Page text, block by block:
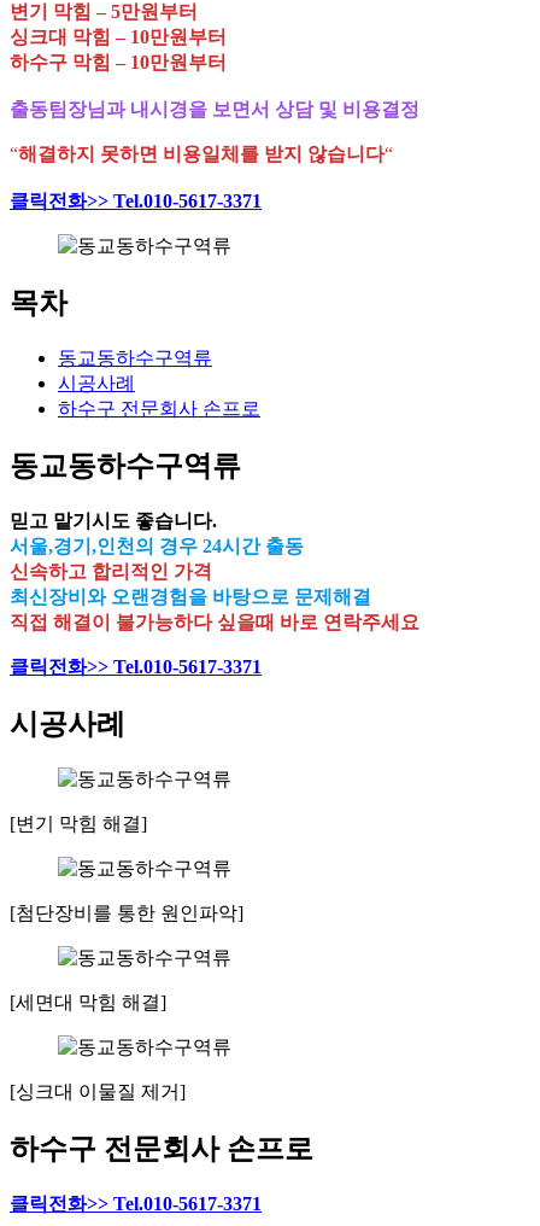
변기 막힘 – 5만원부터
싱크대 막힘 – 10만원부터
하수구 막힘 – 10만원부터
출동팀장님과 내시경을 보면서 상담 및 비용결정
“해결하지 못하면 비용일체를 받지 않습니다“
클릭전화>> Tel.010-5617-3371
목차
동교동하수구역류
시공사례
하수구 전문회사 손프로
동교동하수구역류
믿고 맡기시도 좋습니다.
서울,경기,인천의 경우 24시간 출동
신속하고 합리적인 가격
최신장비와 오랜경험을 바탕으로 문제해결
직접 해결이 불가능하다 싶을때 바로 연락주세요
클릭전화>> Tel.010-5617-3371
시공사례
[변기 막힘 해결]
[첨단장비를 통한 원인파악]
[세면대 막힘 해결]
[싱크대 이물질 제거]
하수구 전문회사 손프로
클릭전화>> Tel.010-5617-3371